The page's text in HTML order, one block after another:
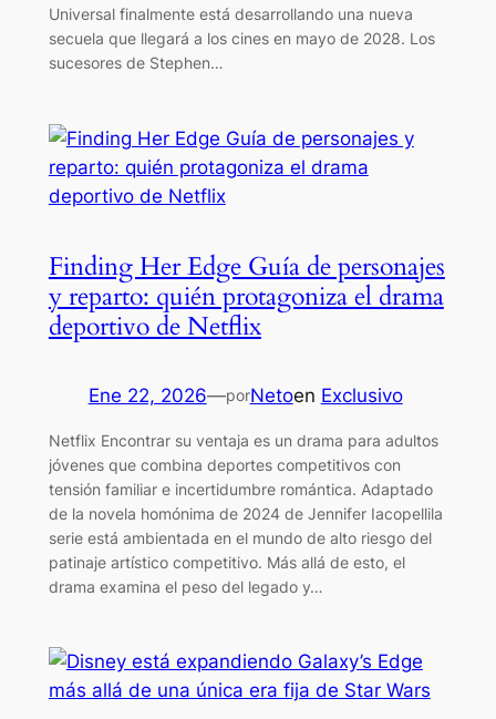
Universal finalmente está desarrollando una nueva
secuela que llegará a los cines en mayo de 2028. Los
sucesores de Stephen…
Finding Her Edge Guía de personajes
y reparto: quién protagoniza el drama
deportivo de Netflix
Ene 22, 2026—porNetoen Exclusivo
Netflix Encontrar su ventaja es un drama para adultos
jóvenes que combina deportes competitivos con
tensión familiar e incertidumbre romántica. Adaptado
de la novela homónima de 2024 de Jennifer Iacopellila
serie está ambientada en el mundo de alto riesgo del
patinaje artístico competitivo. Más allá de esto, el
drama examina el peso del legado y…